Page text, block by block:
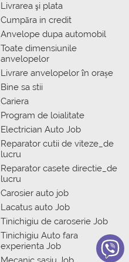
Livrarea şi plata
Сumpăra in credit
Anvelope dupa automobil
Toate dimensiunile
anvelopelor
Livrare anvelopelor în orașe
Bine sa stii
Cariera
Program de loialitate
Electrician Auto Job
Reparator cutii de viteze_de
lucru
Reparator casete directie_de
lucru
Carosier auto job
Lacatus auto Job
Tinichigiu de caroserie Job
Tinichigiu Auto fara
experienta Job